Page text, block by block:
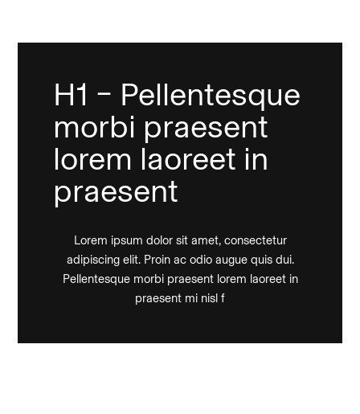
H1 – Pellentesque
morbi praesent
lorem laoreet in
praesent
Lorem ipsum dolor sit amet, consectetur
adipiscing elit. Proin ac odio augue quis dui.
Pellentesque morbi praesent lorem laoreet in
praesent mi nisl f